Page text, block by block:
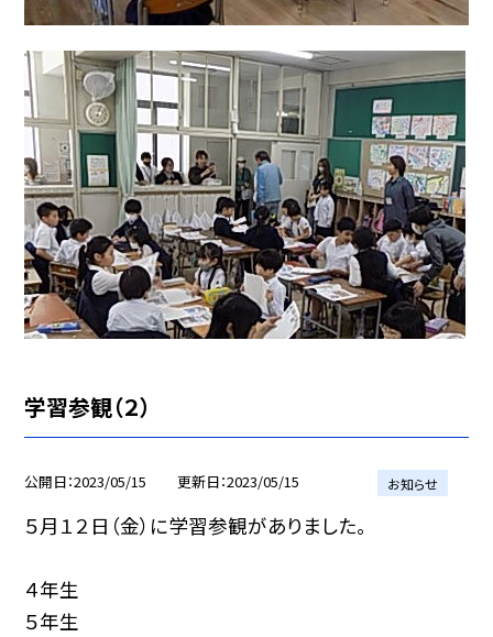
学習参観（２）
公開日 2023/05/15 更新日 2023/05/15 お知らせ
５月１２日（金）に学習参観がありました。
４年生
５年生